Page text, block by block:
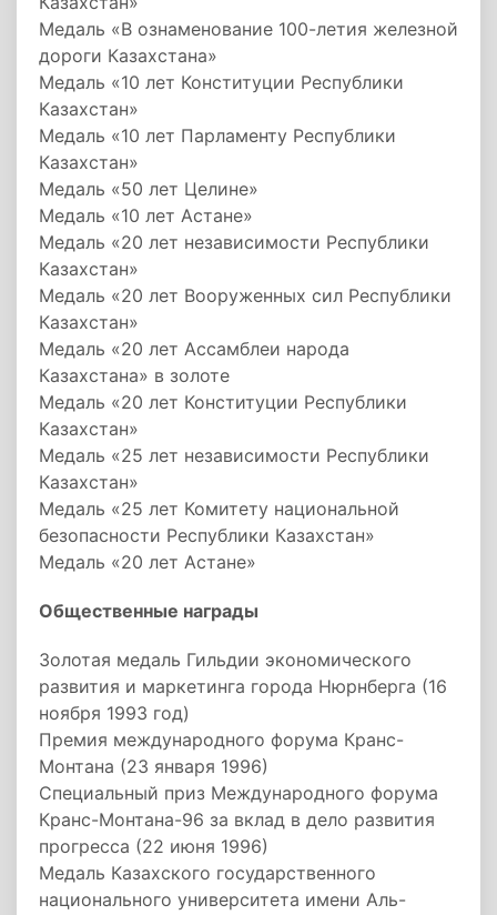
Медаль «В ознаменование 100-летия железной
дороги Казахстана»
Медаль «10 лет Конституции Республики
Казахстан»
Медаль «10 лет Парламенту Республики
Казахстан»
Медаль «50 лет Целине»
Медаль «10 лет Астане»
Медаль «20 лет независимости Республики
Казахстан»
Медаль «20 лет Вооруженных сил Республики
Казахстан»
Медаль «20 лет Ассамблеи народа
Казахстана» в золоте
Медаль «20 лет Конституции Республики
Казахстан»
Медаль «25 лет независимости Республики
Казахстан»
Медаль «25 лет Комитету национальной
безопасности Республики Казахстан»
Медаль «20 лет Астане»
Общественные награды
Золотая медаль Гильдии экономического
развития и маркетинга города Нюрнберга (16
ноября 1993 год)
Премия международного форума Кранс-
Монтана (23 января 1996)
Специальный приз Международного форума
Кранс-Монтана-96 за вклад в дело развития
прогресса (22 июня 1996)
Медаль Казахского государственного
национального университета имени Аль-